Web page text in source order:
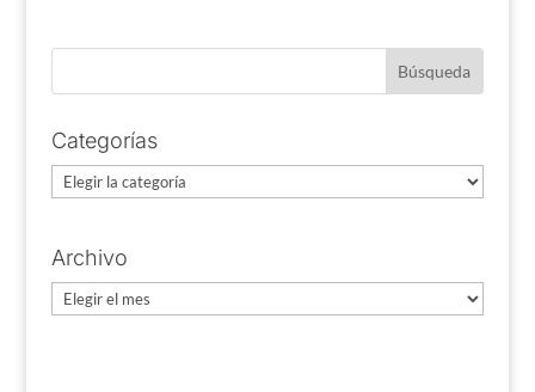
Categorías
Categorías
Archivo
Archivo